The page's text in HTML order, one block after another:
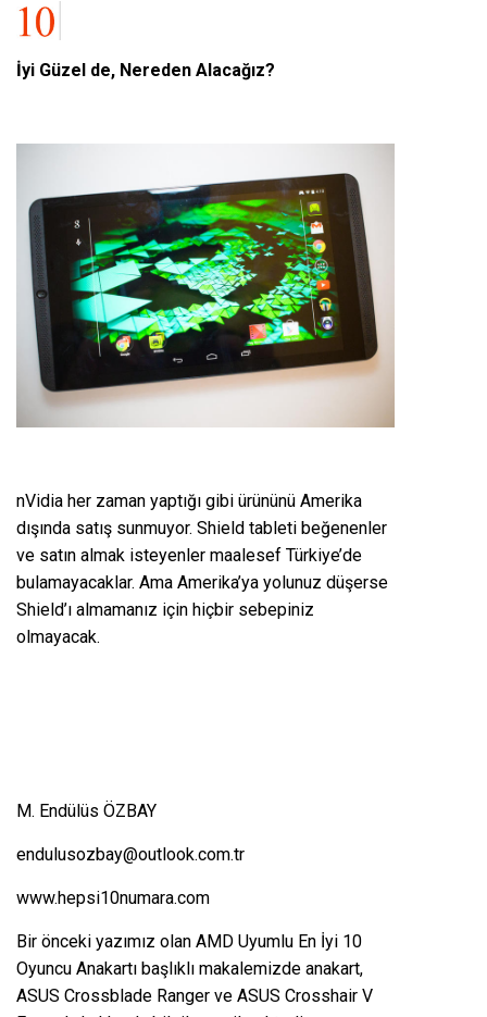
İyi Güzel de, Nereden Alacağız?
nVidia her zaman yaptığı gibi ürününü Amerika
dışında satış sunmuyor. Shield tableti beğenenler
ve satın almak isteyenler maalesef Türkiye’de
bulamayacaklar. Ama Amerika’ya yolunuz düşerse
Shield’ı almamanız için hiçbir sebepiniz
olmayacak.
M. Endülüs ÖZBAY
endulusozbay@outlook.com.tr
www.hepsi10numara.com
Bir önceki yazımız olan AMD Uyumlu En İyi 10
Oyuncu Anakartı başlıklı makalemizde anakart,
ASUS Crossblade Ranger ve ASUS Crosshair V